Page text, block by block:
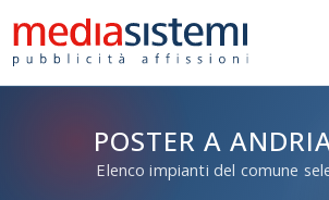
POSTER A
Elenco impianti del comune